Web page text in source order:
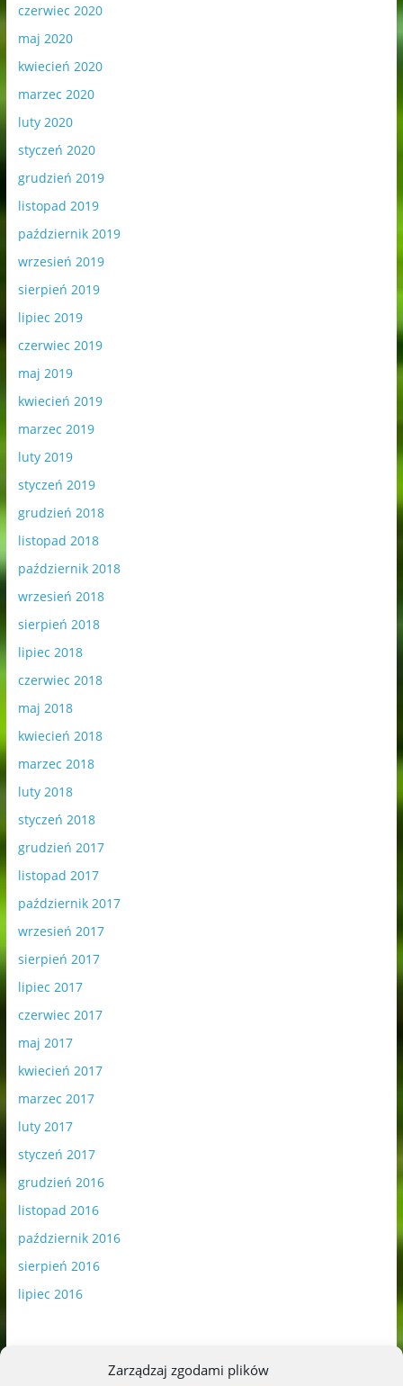
Zarządzaj zgodami plików
czerwiec 2020
maj 2020
kwiecień 2020
marzec 2020
luty 2020
styczeń 2020
grudzień 2019
listopad 2019
październik 2019
wrzesień 2019
sierpień 2019
lipiec 2019
czerwiec 2019
maj 2019
kwiecień 2019
marzec 2019
luty 2019
styczeń 2019
grudzień 2018
listopad 2018
październik 2018
wrzesień 2018
sierpień 2018
lipiec 2018
czerwiec 2018
maj 2018
kwiecień 2018
marzec 2018
luty 2018
styczeń 2018
grudzień 2017
listopad 2017
październik 2017
wrzesień 2017
sierpień 2017
lipiec 2017
czerwiec 2017
maj 2017
kwiecień 2017
marzec 2017
luty 2017
styczeń 2017
grudzień 2016
listopad 2016
październik 2016
sierpień 2016
lipiec 2016